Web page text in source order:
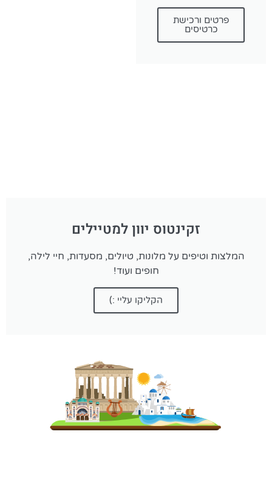
פרטים ורכישת
כרטיסים
זקינטוס יוון למטיילים
המלצות וטיפים על מלונות, טיולים, מסעדות, חיי לילה,
חופים ועוד!
הקליקו עליי :)